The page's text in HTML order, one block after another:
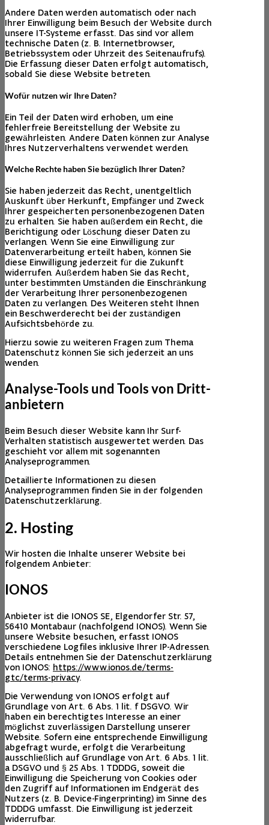
Andere Daten werden automatisch oder nach
Ihrer Einwilligung beim Besuch der Website durch
unsere IT-Systeme erfasst. Das sind vor allem
technische Daten (z. B. Internetbrowser,
Betriebssystem oder Uhrzeit des Seitenaufrufs).
Die Erfassung dieser Daten erfolgt automatisch,
sobald Sie diese Website betreten.
Wofür nutzen wir Ihre Daten?
Ein Teil der Daten wird erhoben, um eine
fehlerfreie Bereitstellung der Website zu
gewährleisten. Andere Daten können zur Analyse
Ihres Nutzerverhaltens verwendet werden.
Welche Rechte haben Sie bezüglich Ihrer Daten?
Sie haben jederzeit das Recht, unentgeltlich
Auskunft über Herkunft, Empfänger und Zweck
Ihrer gespeicherten personenbezogenen Daten
zu erhalten. Sie haben außerdem ein Recht, die
Berichtigung oder Löschung dieser Daten zu
verlangen. Wenn Sie eine Einwilligung zur
Datenverarbeitung erteilt haben, können Sie
diese Einwilligung jederzeit für die Zukunft
widerrufen. Außerdem haben Sie das Recht,
unter bestimmten Umständen die Einschränkung
der Verarbeitung Ihrer personenbezogenen
Daten zu verlangen. Des Weiteren steht Ihnen
ein Beschwerderecht bei der zuständigen
Aufsichtsbehörde zu.
Hierzu sowie zu weiteren Fragen zum Thema
Datenschutz können Sie sich jederzeit an uns
wenden.
Analyse-Tools und Tools von Dritt­
anbietern
Beim Besuch dieser Website kann Ihr Surf-
Verhalten statistisch ausgewertet werden. Das
geschieht vor allem mit sogenannten
Analyseprogrammen.
Detaillierte Informationen zu diesen
Analyseprogrammen finden Sie in der folgenden
Datenschutzerklärung.
2. Hosting
Wir hosten die Inhalte unserer Website bei
folgendem Anbieter:
IONOS
Anbieter ist die IONOS SE, Elgendorfer Str. 57,
56410 Montabaur (nachfolgend IONOS). Wenn Sie
unsere Website besuchen, erfasst IONOS
verschiedene Logfiles inklusive Ihrer IP-Adressen.
Details entnehmen Sie der Datenschutzerklärung
von IONOS: https://www.ionos.de/terms-
gtc/terms-privacy.
Die Verwendung von IONOS erfolgt auf
Grundlage von Art. 6 Abs. 1 lit. f DSGVO. Wir
haben ein berechtigtes Interesse an einer
möglichst zuverlässigen Darstellung unserer
Website. Sofern eine entsprechende Einwilligung
abgefragt wurde, erfolgt die Verarbeitung
ausschließlich auf Grundlage von Art. 6 Abs. 1 lit.
a DSGVO und § 25 Abs. 1 TDDDG, soweit die
Einwilligung die Speicherung von Cookies oder
den Zugriff auf Informationen im Endgerät des
Nutzers (z. B. Device-Fingerprinting) im Sinne des
TDDDG umfasst. Die Einwilligung ist jederzeit
widerrufbar.